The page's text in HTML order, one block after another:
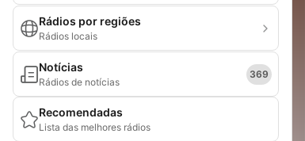
Rádios por regiões
Rádios locais
Notícias
Rádios de notícias
369
Recomendadas
Lista das melhores rádios